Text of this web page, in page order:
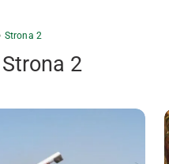
Strona 2
2